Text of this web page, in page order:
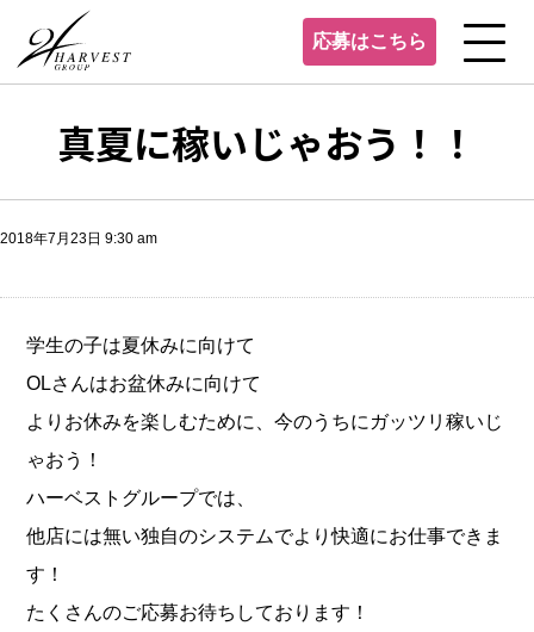
応募はこちら
真夏に稼いじゃおう！！
2018年7月23日 9:30 am
学生の子は夏休みに向けて
OLさんはお盆休みに向けて
よりお休みを楽しむために、今のうちにガッツリ稼いじ
ゃおう！
ハーベストグループでは、
他店には無い独自のシステムでより快適にお仕事できま
す！
たくさんのご応募お待ちしております！